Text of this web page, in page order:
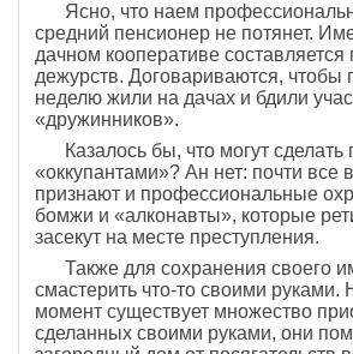
Ясно, что наем
средний пенсионер не потянет.
дачном кооперативе составляется
дежурств. Договариваются, чтобы
неделю жили на дачах и бдили
«дружинников».
Казалось бы, что могут
«оккупантами»? Ан нет: почти все
признают и профессиональные
бомжи и «алконавты», которые
засекут на месте преступления.
Также для сохранения своего
смастерить что-то своими руками.
момент существует множество
сделанных своими руками, они